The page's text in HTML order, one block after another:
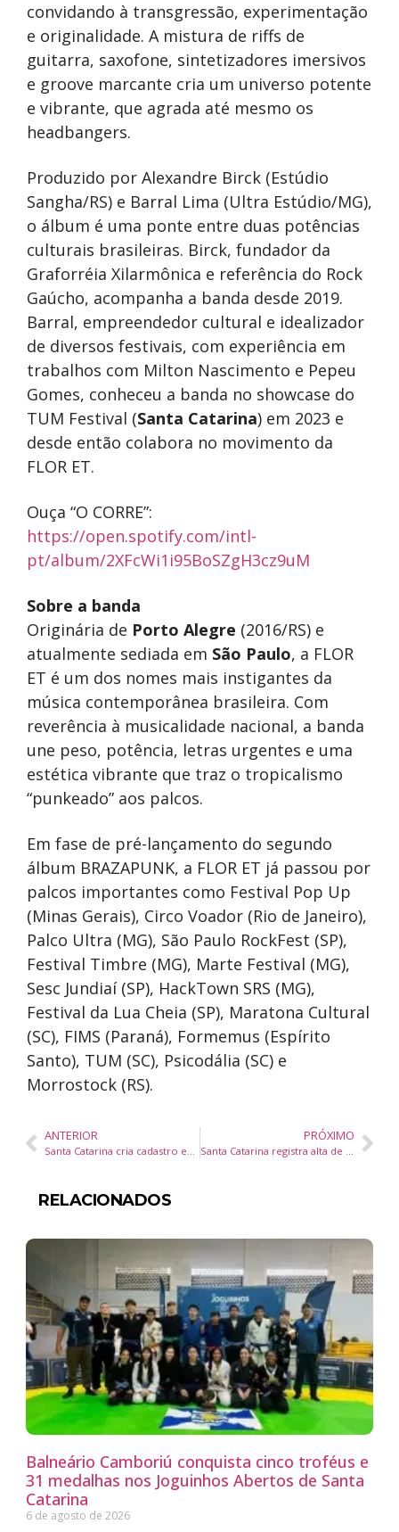
convidando à transgressão, experimentação
e originalidade. A mistura de riffs de
guitarra, saxofone, sintetizadores imersivos
e groove marcante cria um universo potente
e vibrante, que agrada até mesmo os
headbangers.
Produzido por Alexandre Birck (Estúdio
Sangha/RS) e Barral Lima (Ultra Estúdio/MG),
o álbum é uma ponte entre duas potências
culturais brasileiras. Birck, fundador da
Graforréia Xilarmônica e referência do Rock
Gaúcho, acompanha a banda desde 2019.
Barral, empreendedor cultural e idealizador
de diversos festivais, com experiência em
trabalhos com Milton Nascimento e Pepeu
Gomes, conheceu a banda no showcase do
TUM Festival (Santa Catarina) em 2023 e
desde então colabora no movimento da
FLOR ET.
Ouça “O CORRE”:
https://open.spotify.com/intl-
pt/album/2XFcWi1i95BoSZgH3cz9uM
Sobre a banda
Originária de Porto Alegre (2016/RS) e
atualmente sediada em São Paulo, a FLOR
ET é um dos nomes mais instigantes da
música contemporânea brasileira. Com
reverência à musicalidade nacional, a banda
une peso, potência, letras urgentes e uma
estética vibrante que traz o tropicalismo
“punkeado” aos palcos.
Em fase de pré-lançamento do segundo
álbum BRAZAPUNK, a FLOR ET já passou por
palcos importantes como Festival Pop Up
(Minas Gerais), Circo Voador (Rio de Janeiro),
Palco Ultra (MG), São Paulo RockFest (SP),
Festival Timbre (MG), Marte Festival (MG),
Sesc Jundiaí (SP), HackTown SRS (MG),
Festival da Lua Cheia (SP), Maratona Cultural
(SC), FIMS (Paraná), Formemus (Espírito
Santo), TUM (SC), Psicodália (SC) e
Morrostock (RS).
ANTERIOR
Santa Catarina cria cadastro estadual para pessoas em situação de rua com gestão da Segurança Pública
PRÓXIMO
Santa Catarina registra alta de mais de 62% no movimento aéreo internacional no 1º semestre de 2025
RELACIONADOS
Balneário Camboriú conquista cinco troféus e
31 medalhas nos Joguinhos Abertos de Santa
Catarina
6 de agosto de 2026